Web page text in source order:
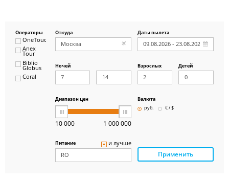
Операторы
OneTouch&Travel
Anex
Tour
Biblio
Globus
Coral
Откуда Даты вылета
Ночей Взрослых Детей
Диапазон цен
10 000 1 000 000
Валюта
руб.
€ / $
Питание и лучше
Применить